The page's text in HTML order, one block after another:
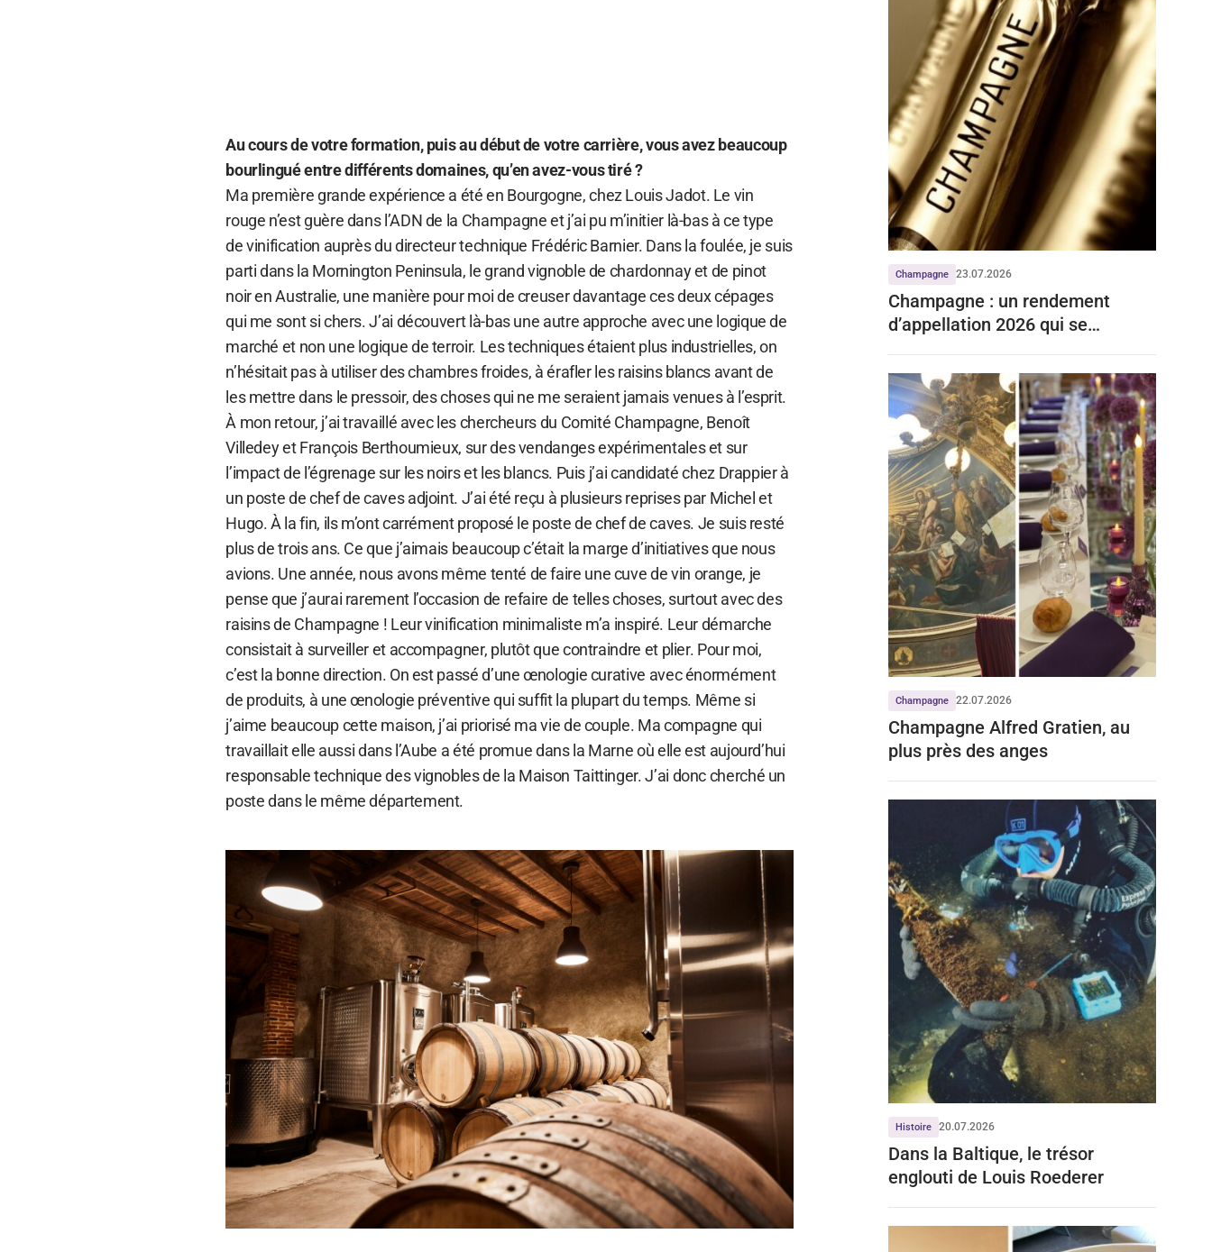
Au cours de votre formation, puis au début de votre carrière, vous avez beaucoup
bourlingué entre différents domaines, qu’en avez-vous tiré ?
Ma première grande expérience a été en Bourgogne, chez Louis Jadot. Le vin
rouge n’est guère dans l’ADN de la Champagne et j’ai pu m’initier là-bas à ce type
de vinification auprès du directeur technique Frédéric Barnier. Dans la foulée, je suis
parti dans la Mornington Peninsula, le grand vignoble de chardonnay et de pinot
noir en Australie, une manière pour moi de creuser davantage ces deux cépages
qui me sont si chers. J’ai découvert là-bas une autre approche avec une logique de
marché et non une logique de terroir. Les techniques étaient plus industrielles, on
n’hésitait pas à utiliser des chambres froides, à érafler les raisins blancs avant de
les mettre dans le pressoir, des choses qui ne me seraient jamais venues à l’esprit.
À mon retour, j’ai travaillé avec les chercheurs du Comité Champagne, Benoît
Villedey et François Berthoumieux, sur des vendanges expérimentales et sur
l’impact de l’égrenage sur les noirs et les blancs. Puis j’ai candidaté chez Drappier à
un poste de chef de caves adjoint. J’ai été reçu à plusieurs reprises par Michel et
Hugo. À la fin, ils m’ont carrément proposé le poste de chef de caves. Je suis resté
plus de trois ans. Ce que j’aimais beaucoup c’était la marge d’initiatives que nous
avions. Une année, nous avons même tenté de faire une cuve de vin orange, je
pense que j’aurai rarement l’occasion de refaire de telles choses, surtout avec des
raisins de Champagne ! Leur vinification minimaliste m’a inspiré. Leur démarche
consistait à surveiller et accompagner, plutôt que contraindre et plier. Pour moi,
c’est la bonne direction. On est passé d’une œnologie curative avec énormément
de produits, à une œnologie préventive qui suffit la plupart du temps. Même si
j’aime beaucoup cette maison, j’ai priorisé ma vie de couple. Ma compagne qui
travaillait elle aussi dans l’Aube a été promue dans la Marne où elle est aujourd’hui
responsable technique des vignobles de la Maison Taittinger. J’ai donc cherché un
poste dans le même département.
Champagne 23.07.2026
Champagne : un rendement
d’appellation 2026 qui se
Champagne 22.07.2026
Champagne Alfred Gratien, au
plus près des anges
Histoire 20.07.2026
Dans la Baltique, le trésor
englouti de Louis Roederer